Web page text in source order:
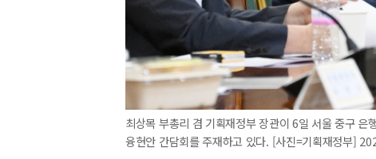
최상목 부총리 겸 기획재정부 장관이 6일 서울 중구
융현안 간담회를 주재하고 있다. [사진=기획재정